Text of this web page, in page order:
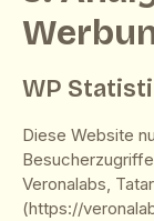
WP
Diese Website
Veronalabs,
(https://